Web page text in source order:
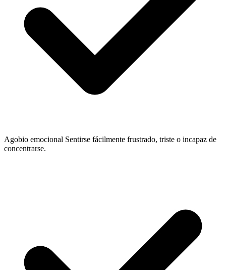
Agobio emocional Sentirse fácilmente frustrado, triste o incapaz de
concentrarse.